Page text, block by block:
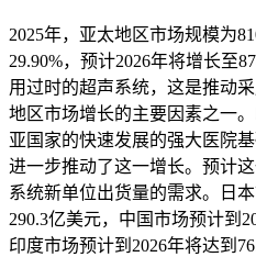
2025年，亚太地区市场规模为
29.90%，预计2026年将增长至
用过时的超声系统，这是推动
地区市场增长的主要因素之一
亚国家的快速发展的强大医院
进一步推动了这一增长。预计
系统新单位出货量的需求。日
290.3亿美元，中国市场预计到
印度市场预计到2026年将达到